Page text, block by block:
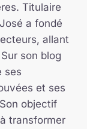
Titulaire
a fondé
allant
son blog
ses
et ses
objectif
transformer